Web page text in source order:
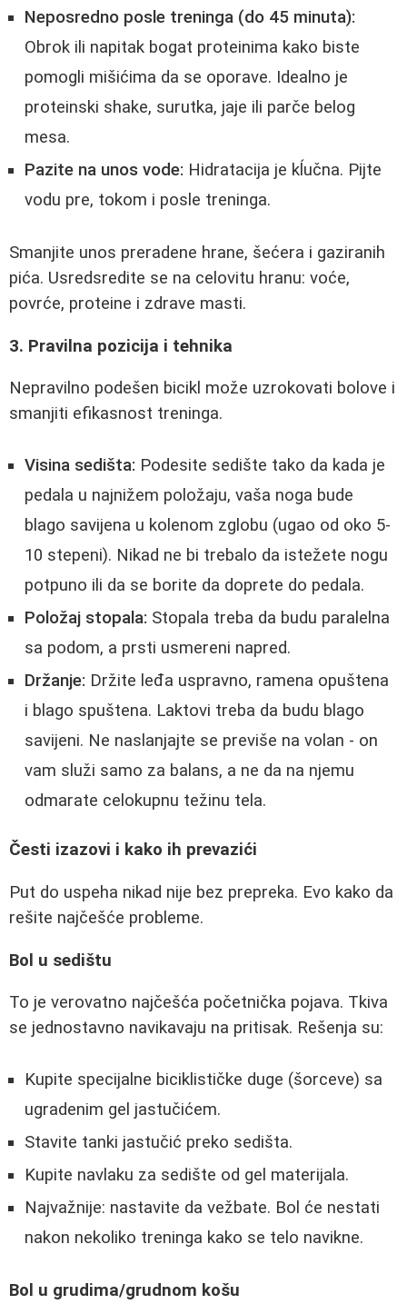
Neposredno posle treninga (do 45 minuta):
Obrok ili napitak bogat proteinima kako biste
pomogli mišićima da se oporave. Idealno je
proteinski shake, surutka, jaje ili parče belog
mesa.
Pazite na unos vode: Hidratacija je kĺučna. Pijte
vodu pre, tokom i posle treninga.
Smanjite unos preradene hrane, šećera i gaziranih
pića. Usredsredite se na celovitu hranu: voće,
povrće, proteine i zdrave masti.
3. Pravilna pozicija i tehnika
Nepravilno podešen bicikl može uzrokovati bolove i
smanjiti efikasnost treninga.
Visina sedišta: Podesite sedište tako da kada je
pedala u najnižem položaju, vaša noga bude
blago savijena u kolenom zglobu (ugao od oko 5-
10 stepeni). Nikad ne bi trebalo da istežete nogu
potpuno ili da se borite da doprete do pedala.
Položaj stopala: Stopala treba da budu paralelna
sa podom, a prsti usmereni napred.
Držanje: Držite leđa uspravno, ramena opuštena
i blago spuštena. Laktovi treba da budu blago
savijeni. Ne naslanjajte se previše na volan - on
vam služi samo za balans, a ne da na njemu
odmarate celokupnu težinu tela.
Česti izazovi i kako ih prevazići
Put do uspeha nikad nije bez prepreka. Evo kako da
rešite najčešće probleme.
Bol u sedištu
To je verovatno najčešća početnička pojava. Tkiva
se jednostavno navikavaju na pritisak. Rešenja su:
Kupite specijalne biciklističke duge (šorceve) sa
ugradenim gel jastučićem.
Stavite tanki jastučić preko sedišta.
Kupite navlaku za sedište od gel materijala.
Najvažnije: nastavite da vežbate. Bol će nestati
nakon nekoliko treninga kako se telo navikne.
Bol u grudima/grudnom košu